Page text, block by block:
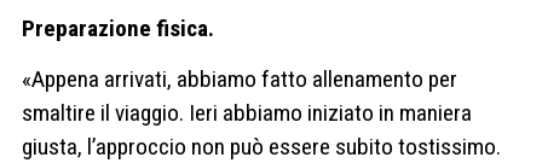
Preparazione fisica.
«Appena arrivati, abbiamo fatto allenamento per
smaltire il viaggio. Ieri abbiamo iniziato in maniera
giusta, l’approccio non può essere subito tostissimo.